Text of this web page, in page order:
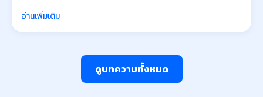
อ่านเพิ่มเติม
ดูบทความทั้งหมด